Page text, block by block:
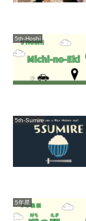
5th-Hoshi
5th-Sumire
5年星